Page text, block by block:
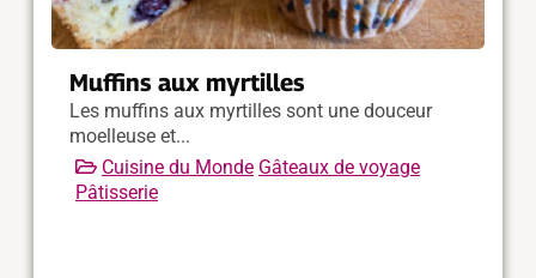
Muffins aux myrtilles
Les muffins aux myrtilles sont une douceur
moelleuse et...
Cuisine du Monde Gâteaux de voyage
Pâtisserie